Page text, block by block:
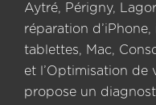
Aytré, Périgny,
réparation
tablettes, Mac,
et l’Optimisation de
propose un